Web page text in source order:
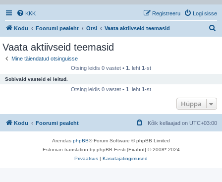
KKK Logi sisse
Registreeru
Kodu Foorumi pealeht Otsi Vaata aktiivseid teemasid
Vaata aktiivseid teemasid
Mine täiendatud otsinguisse
Otsing leidis 0 vastet • 1 . leht 1-st
Sobivaid vasteid ei leitud.
Otsing leidis 0 vastet • 1 . leht 1-st
Hüppa
Kodu Foorumi pealeht Kõik kellaajad on UTC+03:00
Arendas phpBB® Forum Software © phpBB Limited
Estonian translation by phpBB Eesti [Exabot] © 2008*-2024
Privaatsus | Kasutajatingimused